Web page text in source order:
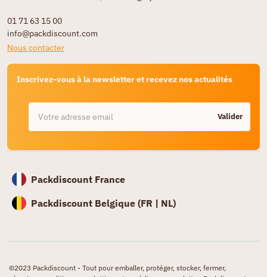
01 71 63 15 00
info@packdiscount.com
Nous contacter
Inscrivez-vous à la newsletter et recevez nos actualités
Valider
Packdiscount France
Packdiscount Belgique (FR | NL)
©2023 Packdiscount - Tout pour emballer, protéger, stocker, fermer,